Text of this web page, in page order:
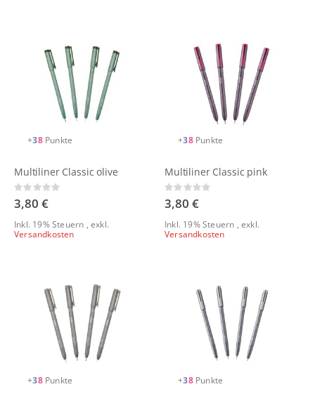
+38 Punkte
Multiliner Classic olive
Rating:
0%
3,80 €
Inkl. 19% Steuern ,exkl.
Versandkosten
+38 Punkte
Multiliner Classic pink
Rating:
0%
3,80 €
Inkl. 19% Steuern ,exkl.
Versandkosten
+38 Punkte +38 Punkte